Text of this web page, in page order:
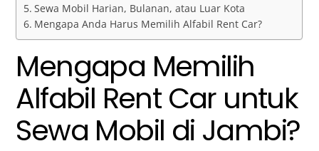
Sewa Mobil Harian, Bulanan, atau Luar Kota
Mengapa Anda Harus Memilih Alfabil Rent Car?
Mengapa Memilih
Alfabil Rent Car untuk
Sewa Mobil di Jambi?